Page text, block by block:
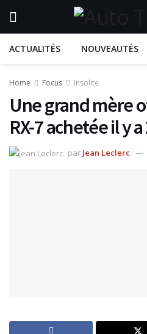
ACTUALITÉS NOUVEAUTÉS
Home Focus Insolite
Une grand mère
RX-7 achetée il y
par Jean Leclerc